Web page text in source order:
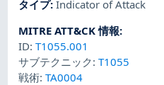
タイプ:Indicator of Attack
MITRE ATT&CK 情報:
ID:T1055.001
サブテクニック:T1055
戦術:TA0004